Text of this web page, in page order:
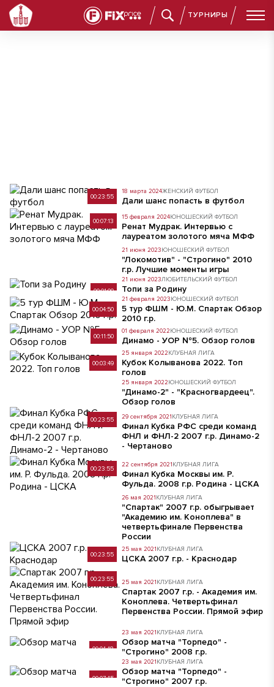
ТУРНИРЫ
Сборные Москвы: медиа
00:23:55
18 марта 2024ЖЕНСКИЙ ФУТБОЛ
Дали шанс попасть в футбол
00:07:13
15 февраля 2024ЮНОШЕСКИЙ ФУТБОЛ
Ренат Мудрак. Интервью с
лауреатом золотого мяча МФФ
21 июня 2023ЮНОШЕСКИЙ ФУТБОЛ
"Локомотив" - "Строгино" 2010
г.р. Лучшие моменты игры
00:01:09
21 июня 2023ЛЮБИТЕЛЬСКИЙ ФУТБОЛ
Топи за Родину
00:04:50
21 февраля 2023ЮНОШЕСКИЙ ФУТБОЛ
5 тур ФШМ - Ю.М. Спартак Обзор
2010 г.р.
00:11:50
01 февраля 2022ЮНОШЕСКИЙ ФУТБОЛ
Динамо - УОР №5. Обзор голов
00:03:49
25 января 2022КЛУБНАЯ ЛИГА
Кубок Колыванова 2022. Топ
голов
25 января 2022ЮНОШЕСКИЙ ФУТБОЛ
"Динамо-2" - "Красногвардеец".
Обзор голов
00:23:55 29 сентября 2021КЛУБНАЯ ЛИГА
Финал Кубка РФС среди команд
ФНЛ и ФНЛ-2 2007 г.р. Динамо-2
- Чертаново
00:23:55
22 сентября 2021КЛУБНАЯ ЛИГА
Финал Кубка Москвы им. Р.
Фульда. 2008 г.р. Родина - ЦСКА
26 мая 2021КЛУБНАЯ ЛИГА
"Спартак" 2007 г.р. обыгрывает
"Академию им. Коноплева" в
четвертьфинале Первенства
России
00:23:55
25 мая 2021КЛУБНАЯ ЛИГА
ЦСКА 2007 г.р. - Краснодар
00:23:55 25 мая 2021КЛУБНАЯ ЛИГА
Спартак 2007 г.р. - Академия им.
Коноплева. Четвертьфинал
Первенства России. Прямой эфир
00:04:48
23 мая 2021КЛУБНАЯ ЛИГА
Обзор матча "Торпедо" -
"Строгино" 2008 г.р.
00:07:45
23 мая 2021КЛУБНАЯ ЛИГА
Обзор матча "Торпедо" -
"Строгино" 2007 г.р.